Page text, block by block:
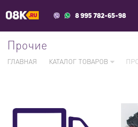
8 995 782-65-98
Прочие
ГЛАВНАЯ КАТАЛОГ ТОВАРОВ